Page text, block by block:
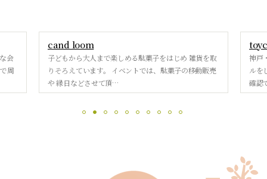
会
周
cand loom
子どもから大人まで楽しめる駄菓子をはじめ 雑貨を取
りそろえています。 イベントでは、駄菓子の移動販売
や 縁日などさせて頂…
神戸
ルを
確認